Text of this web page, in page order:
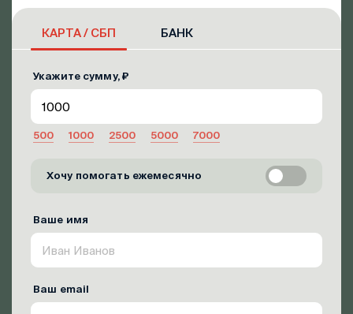
КАРТА / СБП БАНК
Укажите сумму, ₽
500 1000 2500 5000 7000
Хочу помогать ежемесячно
Ваше имя
Ваш email